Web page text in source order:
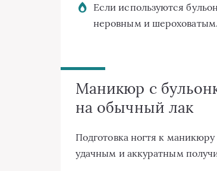
Если используются
неровным и шероховатым.
Маникюр с
на обычный лак
Подготовка ногтя к
удачным и аккуратным